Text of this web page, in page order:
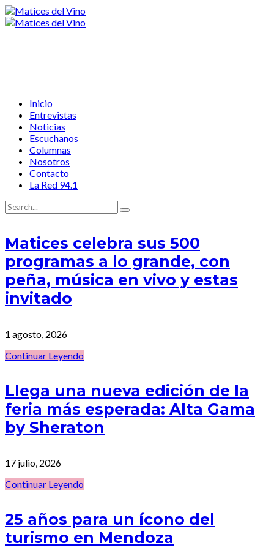
Inicio
Entrevistas
Noticias
Escuchanos
Columnas
Nosotros
Contacto
La Red 94.1
Matices celebra sus 500
programas a lo grande, con
peña, música en vivo y estas
invitado
1 agosto, 2026
Continuar Leyendo
Llega una nueva edición de la
feria más esperada: Alta Gama
by Sheraton
17 julio, 2026
Continuar Leyendo
25 años para un ícono del
turismo en Mendoza